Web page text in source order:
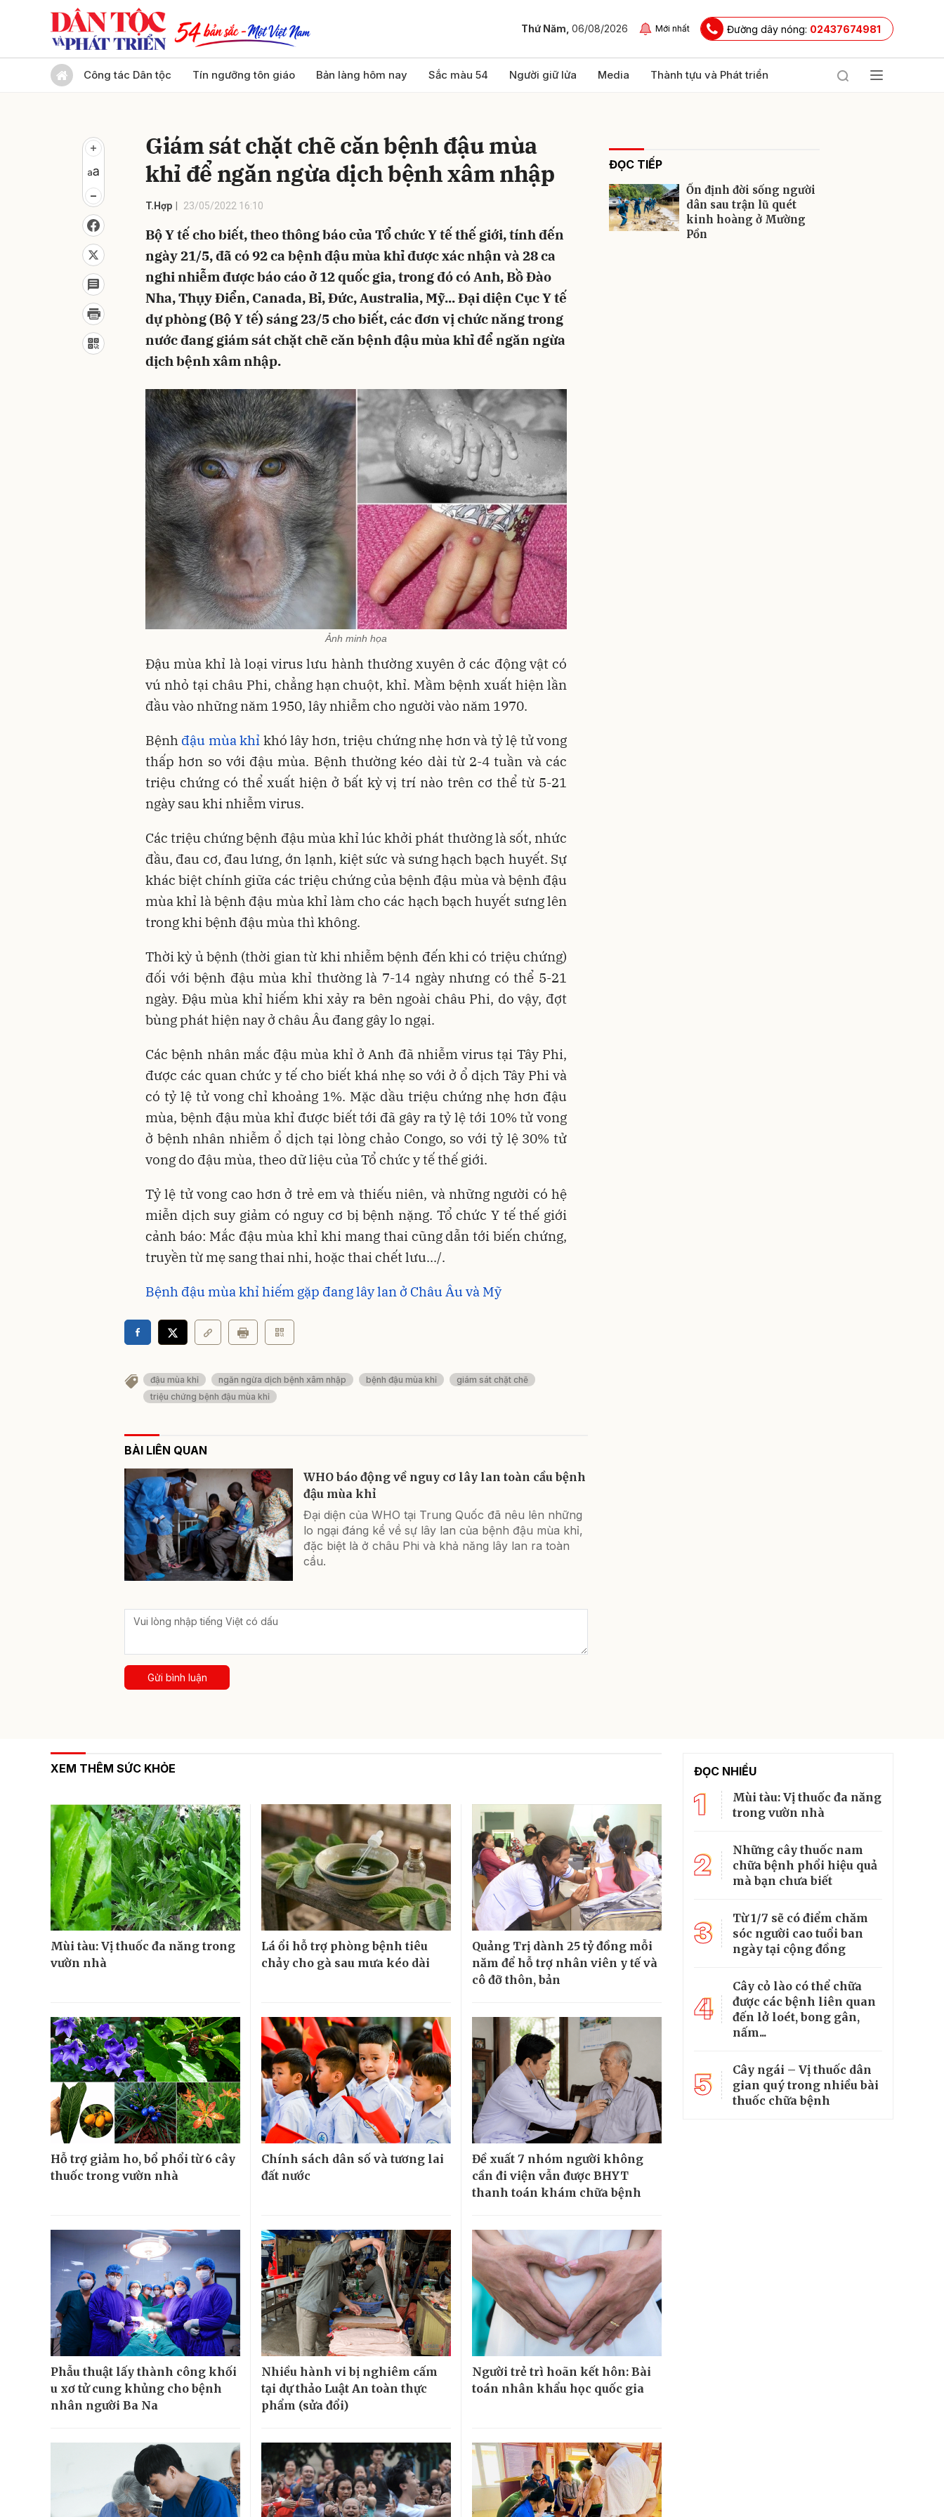
Thứ Năm, 06/08/2026 Mới nhất Đường dây nóng: 02437674981
Công tác Dân tộc Tín ngưỡng tôn giáo Bản làng hôm nay Sắc màu 54 Người giữ lửa Media Thành tựu và Phát triển
Giám sát chặt chẽ căn bệnh đậu mùa
khỉ để ngăn ngừa dịch bệnh xâm nhập
T.Hợp 23/05/2022 16:10
Bộ Y tế cho biết, theo thông báo của Tổ chức Y tế thế giới, tính đến
ngày 21/5, đã có 92 ca bệnh đậu mùa khỉ được xác nhận và 28 ca
nghi nhiễm được báo cáo ở 12 quốc gia, trong đó có Anh, Bồ Đào
Nha, Thụy Điển, Canada, Bỉ, Đức, Australia, Mỹ... Đại diện Cục Y tế
dự phòng (Bộ Y tế) sáng 23/5 cho biết, các đơn vị chức năng trong
nước đang giám sát chặt chẽ căn bệnh đậu mùa khỉ để ngăn ngừa
dịch bệnh xâm nhập.
Ảnh minh họa
Đậu mùa khỉ là loại virus lưu hành thường xuyên ở các động vật có
vú nhỏ tại châu Phi, chẳng hạn chuột, khỉ. Mầm bệnh xuất hiện lần
đầu vào những năm 1950, lây nhiễm cho người vào năm 1970.
Bệnh đậu mùa khỉ khó lây hơn, triệu chứng nhẹ hơn và tỷ lệ tử vong
thấp hơn so với đậu mùa. Bệnh thường kéo dài từ 2-4 tuần và các
triệu chứng có thể xuất hiện ở bất kỳ vị trí nào trên cơ thể từ 5-21
ngày sau khi nhiễm virus.
Các triệu chứng bệnh đậu mùa khỉ lúc khởi phát thường là sốt, nhức
đầu, đau cơ, đau lưng, ớn lạnh, kiệt sức và sưng hạch bạch huyết. Sự
khác biệt chính giữa các triệu chứng của bệnh đậu mùa và bệnh đậu
mùa khỉ là bệnh đậu mùa khỉ làm cho các hạch bạch huyết sưng lên
trong khi bệnh đậu mùa thì không.
Thời kỳ ủ bệnh (thời gian từ khi nhiễm bệnh đến khi có triệu chứng)
đối với bệnh đậu mùa khỉ thường là 7-14 ngày nhưng có thể 5-21
ngày. Đậu mùa khỉ hiếm khi xảy ra bên ngoài châu Phi, do vậy, đợt
bùng phát hiện nay ở châu Âu đang gây lo ngại.
Các bệnh nhân mắc đậu mùa khỉ ở Anh đã nhiễm virus tại Tây Phi,
được các quan chức y tế cho biết khá nhẹ so với ở ổ dịch Tây Phi và
có tỷ lệ tử vong chỉ khoảng 1%. Mặc dầu triệu chứng nhẹ hơn đậu
mùa, bệnh đậu mùa khỉ được biết tới đã gây ra tỷ lệ tới 10% tử vong
ở bệnh nhân nhiễm ổ dịch tại lòng chảo Congo, so với tỷ lệ 30% tử
vong do đậu mùa, theo dữ liệu của Tổ chức y tế thế giới.
Tỷ lệ tử vong cao hơn ở trẻ em và thiếu niên, và những người có hệ
miễn dịch suy giảm có nguy cơ bị bệnh nặng. Tổ chức Y tế thế giới
cảnh báo: Mắc đậu mùa khỉ khi mang thai cũng dẫn tới biến chứng,
truyền từ mẹ sang thai nhi, hoặc thai chết lưu.../.
Bệnh đậu mùa khỉ hiếm gặp đang lây lan ở Châu Âu và Mỹ
đậu mùa khỉ ngăn ngừa dịch bệnh xâm nhập bệnh đậu mùa khỉ
giám sát chặt chẽ
triệu chứng bệnh đậu mùa khỉ
BÀI LIÊN QUAN
WHO báo động về nguy cơ lây lan toàn cầu bệnh
đậu mùa khỉ
Đại diện của WHO tại Trung Quốc đã nêu lên những
lo ngại đáng kể về sự lây lan của bệnh đậu mùa khỉ,
đặc biệt là ở châu Phi và khả năng lây lan ra toàn
cầu.
Gửi bình luận
ĐỌC TIẾP
Ổn định đời sống người
dân sau trận lũ quét
kinh hoàng ở Mường
Pồn
XEM THÊM SỨC KHỎE
Mùi tàu: Vị thuốc đa năng trong
vườn nhà
Lá ổi hỗ trợ phòng bệnh tiêu
chảy cho gà sau mưa kéo dài
Quảng Trị dành 25 tỷ đồng mỗi
năm để hỗ trợ nhân viên y tế và
cô đỡ thôn, bản
Hỗ trợ giảm ho, bổ phổi từ 6 cây
thuốc trong vườn nhà
Chính sách dân số và tương lai
đất nước
Đề xuất 7 nhóm người không
cần đi viện vẫn được BHYT
thanh toán khám chữa bệnh
Phẫu thuật lấy thành công khối
u xơ tử cung khủng cho bệnh
nhân người Ba Na
Nhiều hành vi bị nghiêm cấm
tại dự thảo Luật An toàn thực
phẩm (sửa đổi)
Người trẻ trì hoãn kết hôn: Bài
toán nhân khẩu học quốc gia
ĐỌC NHIỀU
1
Mùi tàu: Vị thuốc đa năng
trong vườn nhà
2
Những cây thuốc nam
chữa bệnh phổi hiệu quả
mà bạn chưa biết
3
Từ 1/7 sẽ có điểm chăm
sóc người cao tuổi ban
ngày tại cộng đồng
4
Cây cỏ lào có thể chữa
được các bệnh liên quan
đến lở loét, bong gân,
nấm...
5
Cây ngái – Vị thuốc dân
gian quý trong nhiều bài
thuốc chữa bệnh
Gửi bình luận
Hủy Gửi